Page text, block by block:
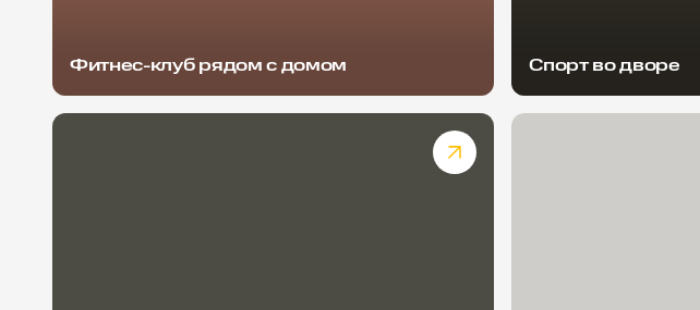
Фитнес-клуб рядом с домом Спорт во дворе